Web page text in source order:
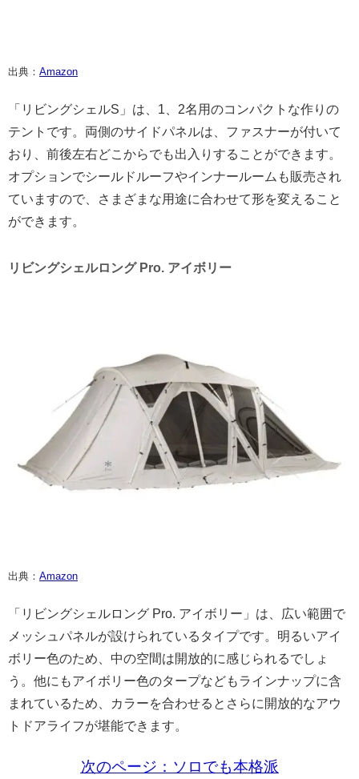
出典： Amazon
「リビングシェルS」は、1、2名用のコンパクトな作りの
テントです。両側のサイドパネルは、ファスナーが付いて
おり、前後左右どこからでも出入りすることができます。
オプションでシールドルーフやインナールームも販売され
ていますので、さまざまな用途に合わせて形を変えること
ができます。
リビングシェルロング Pro. アイボリー
出典： Amazon
「リビングシェルロング Pro. アイボリー」は、広い範囲で
メッシュパネルが設けられているタイプです。明るいアイ
ボリー色のため、中の空間は開放的に感じられるでしょ
う。他にもアイボリー色のタープなどもラインナップに含
まれているため、カラーを合わせるとさらに開放的なアウ
トドアライフが堪能できます。
次のページ：ソロでも本格派